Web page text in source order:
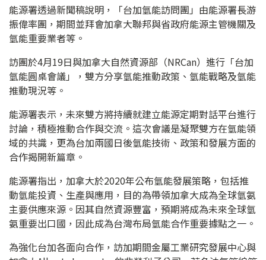
能源署透過新聞稿說明，「台加氫能訪問團」由能源署長游
振偉率團，期間並拜會加拿大聯邦與省政府能源主管機關及
氫能重要業者等。
訪團於4月19日與加拿大自然資源部（NRCan）進行「台加
氫能圓桌會議」，雙方分享氫能推動政策、氫能戰略及氫能
推動現況等。
能源署表示，未來雙方將持續就建立能源定期對話平台進行
討論，積極推動合作與交流。這次會議是凝聚雙方在氫能領
域的共識，更為台加兩國日後氫能技術、政策和發展方面的
合作揭開新篇章。
能源署指出，加拿大於2020年公布氫能發展策略，包括推
動氫能投資、生產與應用，目的為帶領加拿大成為全球氫氨
主要供應來源。因其自然資源豐富，預期將成為未來全球氫
氨重要出口國，因此成為台灣布局氫能合作重要據點之一。
為強化台加各面向合作，訪加期間金屬工業研究發展中心與